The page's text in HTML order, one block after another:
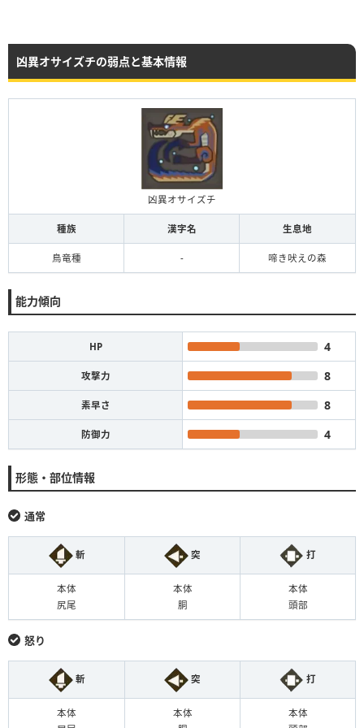
凶異オサイズチの弱点と基本情報
凶異オサイズチ
種族 漢字名 生息地
鳥竜種 - 啼き吠えの森
能力傾向
HP 4
攻撃力 8
素早さ 8
防御力 4
形態・部位情報
通常
斬 突 打
本体
尻尾
本体
胴
本体
頭部
怒り
斬 突 打
本体
本体
本体